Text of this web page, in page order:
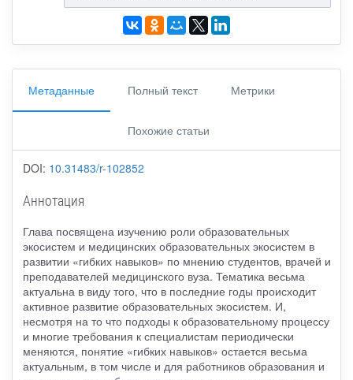
Метаданные Полный текст Метрики
Похожие статьи
DOI: 10.31483/r-102852
Аннотация
Глава посвящена изучению роли образовательных
экосистем и медицинских образовательных экосистем в
развитии «гибких навыков» по мнению студентов, врачей и
преподавателей медицинского вуза. Тематика весьма
актуальна в виду того, что в последние годы происходит
активное развитие образовательных экосистем. И,
несмотря на то что подходы к образовательному процессу
и многие требования к специалистам периодически
меняются, понятие «гибких навыков» остается весьма
актуальным, в том числе и для работников образования и